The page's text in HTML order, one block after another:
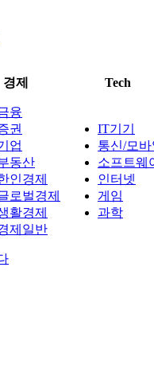
경제 Tech
융
권
업
동산
인경제
로벌경제
활경제
제일반
IT기기
통신/모
소프트웨
인터넷
게임
과학